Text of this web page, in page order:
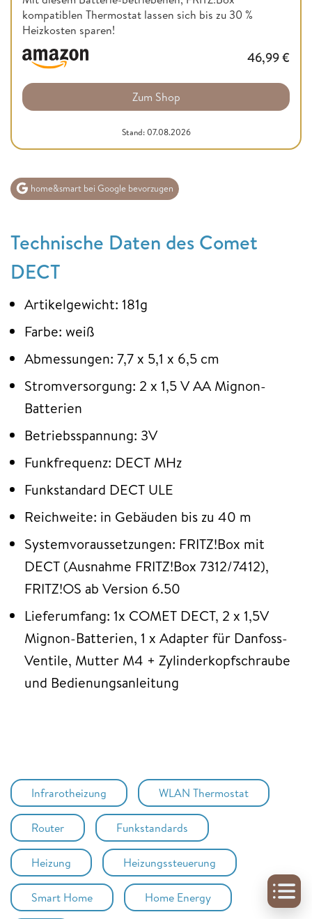
kompatiblen Thermostat lassen sich bis zu 30 %
Heizkosten sparen!
46,99€
Zum Shop
Stand: 07.08.2026
home&smart bei Google bevorzugen
Technische Daten des Comet
DECT
Artikelgewicht: 181g
Farbe: weiß
Abmessungen: 7,7 x 5,1 x 6,5 cm
Stromversorgung: 2 x 1,5 V AA Mignon-
Batterien
Betriebsspannung: 3V
Funkfrequenz: DECT MHz
Funkstandard DECT ULE
Reichweite: in Gebäuden bis zu 40 m
Systemvoraussetzungen: FRITZ!Box mit
DECT (Ausnahme FRITZ!Box 7312/7412),
FRITZ!OS ab Version 6.50
Lieferumfang: 1x COMET DECT, 2 x 1,5V
Mignon-Batterien, 1 x Adapter für Danfoss-
Ventile, Mutter M4 + Zylinderkopfschraube
und Bedienungsanleitung
Infrarotheizung WLAN Thermostat
Router Funkstandards
Heizung Heizungssteuerung
Smart Home Home Energy